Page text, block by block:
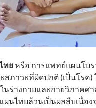
ทยหรือ การแพทย์แผนโบ
สภาวะที่ผิดปกติ (เป็นโร
นร่างกายและกายวิภาคศ
ผนไทยล้วนเป็นผลสืบเนื่อ